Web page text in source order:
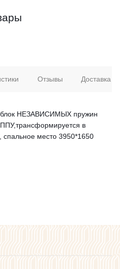
блок НЕЗАВИСИМЫХ пружин
в
спальное место 3950*1650
Отзывы Доставка